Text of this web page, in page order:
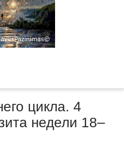
цикла. 4
недели 18–